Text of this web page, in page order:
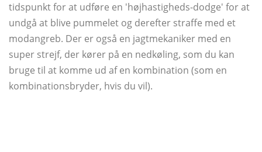
tidspunkt for at udføre en 'højhastigheds-dodge' for at
undgå at blive pummelet og derefter straffe med et
modangreb. Der er også en jagtmekaniker med en
super strejf, der kører på en nedkøling, som du kan
bruge til at komme ud af en kombination (som en
kombinationsbryder, hvis du vil).